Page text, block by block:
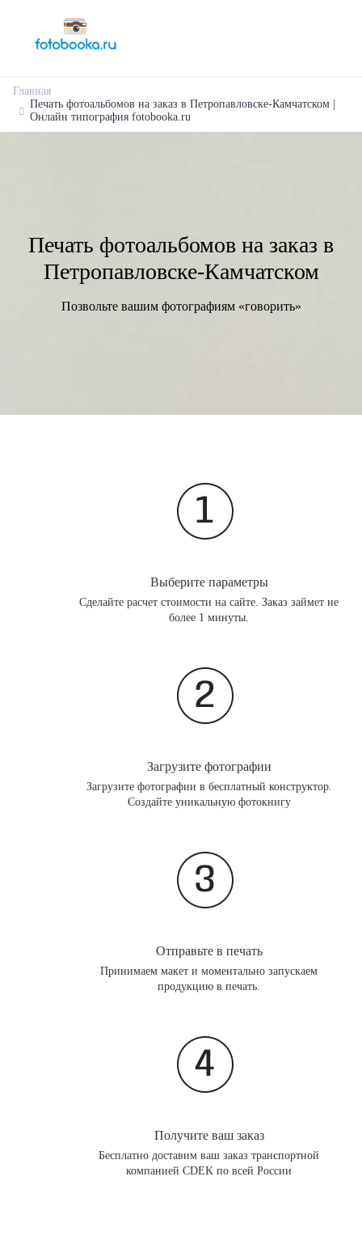
Главная
Печать фотоальбомов на заказ в Петропавловске-Камчатском |
Онлайн типография fotobooka.ru
Печать фотоальбомов на заказ в
Петропавловске-Камчатском
Позвольте вашим фотографиям «говорить»
Выберите параметры
Сделайте расчет стоимости на сайте. Заказ займет не
более 1 минуты.
Загрузите фотографии
Загрузите фотографии в бесплатный конструктор.
Создайте уникальную фотокнигу
Отправьте в печать
Принимаем макет и моментально запускаем
продукцию в печать.
Получите ваш заказ
Бесплатно доставим ваш заказ транспортной
компанией CDEK по всей России